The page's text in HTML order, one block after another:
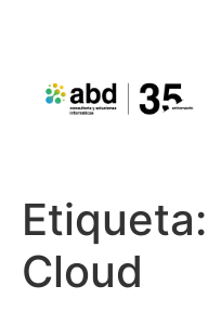
Etiqueta:
Cloud